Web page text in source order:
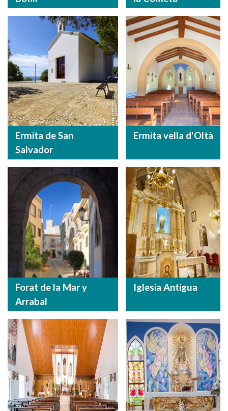
Ermita de San
Salvador
Ermita vella d'Oltà
Forat de la Mar y
Arrabal
Iglesia Antigua